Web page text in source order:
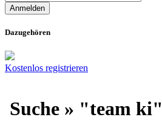
Dazugehören
Kostenlos registrieren
Suche » "team ki"